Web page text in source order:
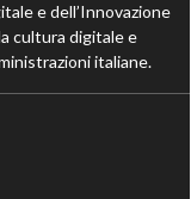
e dell’Innovazione
cultura digitale e
italiane.